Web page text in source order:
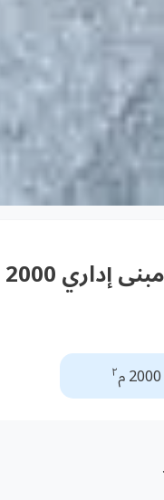
2000 م ٢